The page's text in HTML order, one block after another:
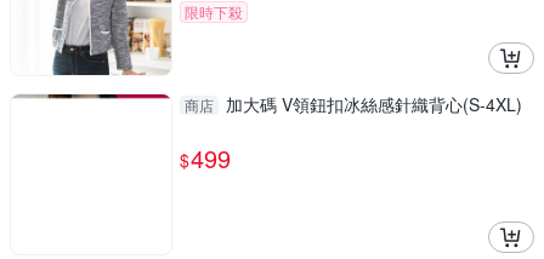
限時下殺
商店 加大碼 V領鈕扣冰絲感針織背心(S-4XL)
$499